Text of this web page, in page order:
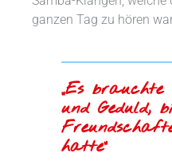
ganzen Tag zu hören
„Es
und Geduld,
hatte“